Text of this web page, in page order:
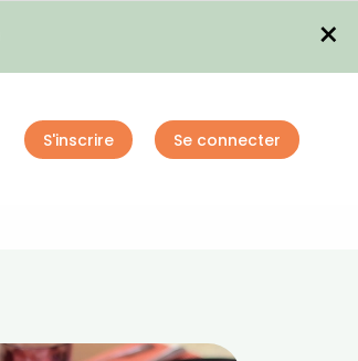
×
S'inscrire Se connecter